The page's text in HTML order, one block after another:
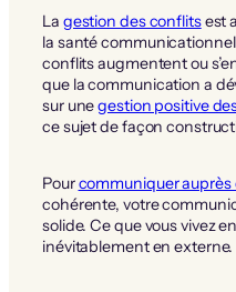
La gestion des conflitsest
la santé
conflits augmentent ou
que la communication a
sur unegestion positive
ce sujet de façon
Pourcommuniquer auprès
cohérente, votre
solide. Ce que vous vivez
inévitablement en externe.